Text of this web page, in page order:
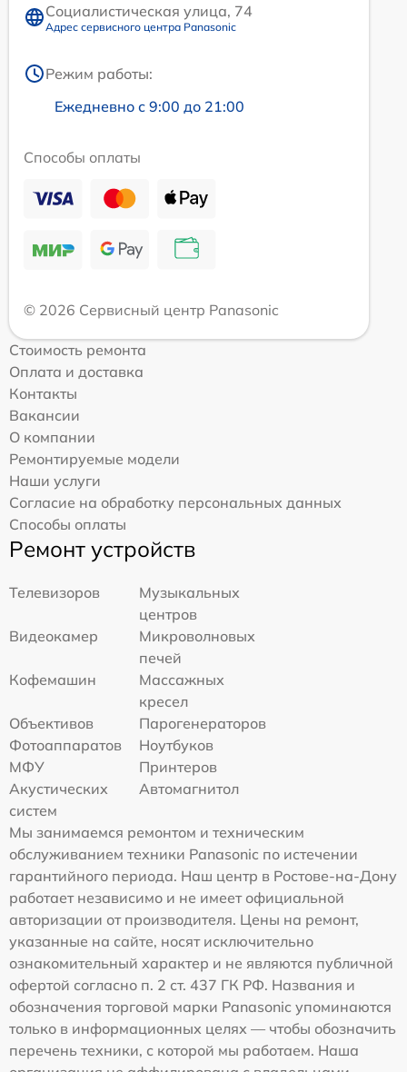
Социалистическая улица, 74
Адрес сервисного центра Panasonic
Режим работы:
Ежедневно с 9:00 до 21:00
Способы оплаты
© 2026 Сервисный центр Panasonic
Стоимость ремонта
Оплата и доставка
Контакты
Вакансии
О компании
Ремонтируемые модели
Наши услуги
Согласие на обработку персональных данных
Способы оплаты
Ремонт устройств
Телевизоров
Музыкальных
центров
Видеокамер
Микроволновых
печей
Кофемашин
Массажных
кресел
Объективов
Парогенераторов
Фотоаппаратов
Ноутбуков
МФУ
Принтеров
Акустических
систем
Автомагнитол
Мы занимаемся ремонтом и техническим
обслуживанием техники Panasonic по истечении
гарантийного периода. Наш центр в Ростове-на-Дону
работает независимо и не имеет официальной
авторизации от производителя. Цены на ремонт,
указанные на сайте, носят исключительно
ознакомительный характер и не являются публичной
офертой согласно п. 2 ст. 437 ГК РФ. Названия и
обозначения торговой марки Panasonic упоминаются
только в информационных целях — чтобы обозначить
перечень техники, с которой мы работаем. Наша